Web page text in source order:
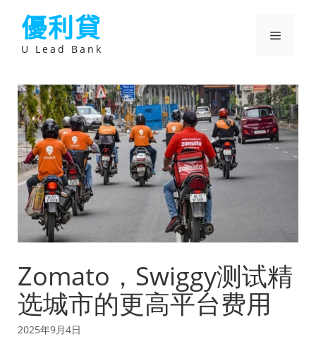
優利貸
U Lead Bank
選
Zomato，Swiggy测试精
选城市的更高平台费用
2025年9月4日